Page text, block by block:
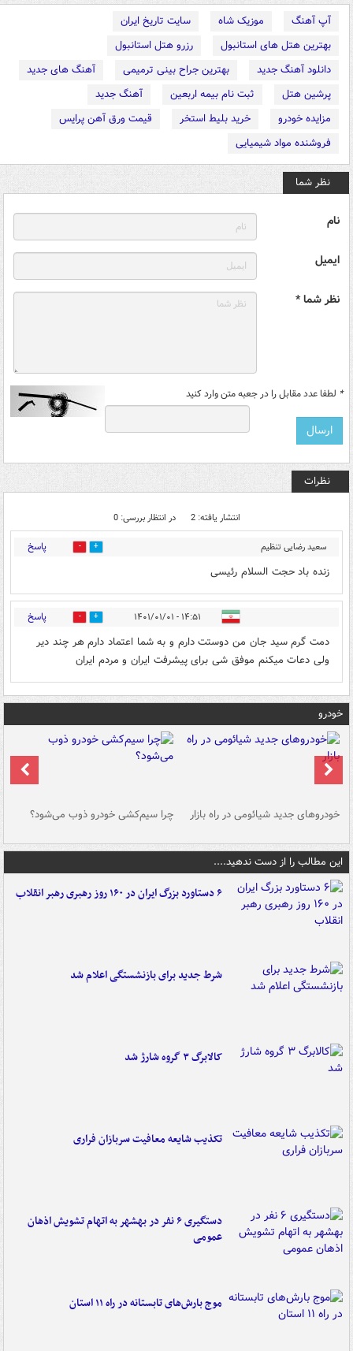
آپ آهنگ موزیک شاه
سایت تاریخ ایران
بهترین هتل های استانبول
رزرو هتل استانبول
دانلود آهنگ جدید
بهترین جراح بینی ترمیمی
آهنگ های جدید
پرشین هتل
ثبت نام بیمه اربعین
آهنگ جدید
مزایده خودرو
خرید بلیط استخر
قیمت ورق آهن پرایس
فروشنده مواد شیمیایی
نظر شما
نام
ایمیل
نظر شما *
* لطفا عدد مقابل را در جعبه متن وارد کنید
نظرات
انتشار یافته: 2 در انتظار بررسی: 0
سعید رضایی تنظیم
0 پاسخ
زنده باد حجت السلام رئیسی
۱۴:۵۱ - ۱۴۰۱/۰۱/۰۱ 0 پاسخ
دمت گرم سید جان من دوستت دارم و به شما اعتماد دارم هر چند دیر
ولی دعات میکنم موفق شی برای پیشرفت ایران و مردم ایران
خودرو
خودروهای جدید شیائومی در راه بازار چرا سیم‌کشی خودرو ذوب می‌شود؟
این مطالب را از دست ندهید....
۶ دستاورد بزرگ ایران در ۱۶۰ روز رهبری رهبر انقلاب
شرط جدید برای بازنشستگی اعلام شد
کالابرگ ۳ گروه شارژ شد
تکذیب شایعه معافیت سربازان فراری
دستگیری ۶ نفر در بهشهر به اتهام تشویش اذهان
عمومی
موج بارش‌های تابستانه در راه ۱۱ استان